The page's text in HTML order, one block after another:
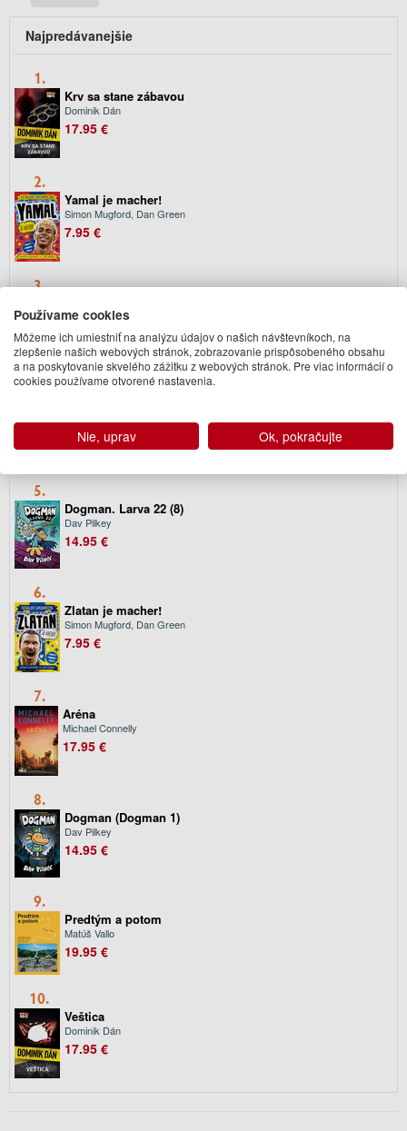
Najpredávanejšie
1.
Krv sa stane zábavou
Dominik Dán
17.95 €
2.
Yamal je macher!
Simon Mugford, Dan Green
7.95 €
3.
J. R. R. Tolkien
19.95 €
4.
(Dogman 7)
Dav Pilkey
14.95 €
5.
Dogman. Larva 22 (8)
Dav Pilkey
14.95 €
6.
Zlatan je macher!
Simon Mugford, Dan Green
7.95 €
7.
Aréna
Michael Connelly
17.95 €
8.
Dogman (Dogman 1)
Dav Pilkey
14.95 €
9.
Predtým a potom
Matúš Vallo
19.95 €
10.
Veštica
Dominik Dán
17.95 €
Používame cookies
Môžeme ich umiestniť na analýzu údajov o našich návštevníkoch, na
zlepšenie našich webových stránok, zobrazovanie prispôsobeného obsahu
a na poskytovanie skvelého zážitku z webových stránok. Pre viac informácií o
cookies používame otvorené nastavenia.
Nie, uprav Ok, pokračujte